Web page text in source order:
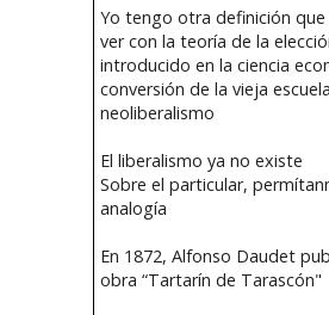
Yo tengo otra definición
ver con la teoría de la
introducido en la ciencia
conversión de la vieja
neoliberalismo
El liberalismo ya no existe
Sobre el particular,
analogía
En 1872, Alfonso Daudet
obra “Tartarín de Tarascón"